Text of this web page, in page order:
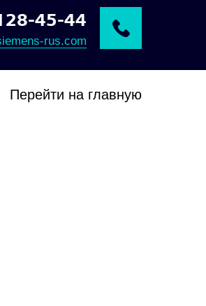
45-44
rus.com
Перейти на главную